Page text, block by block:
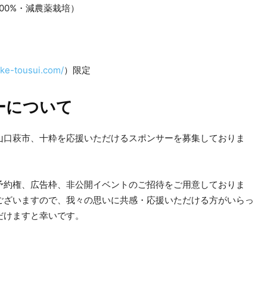
・減農薬栽培）
tousui.com/）限定
について
萩市、十粋を応援いただけるスポンサーを募集しておりま
権、広告枠、非公開イベントのご招待をご用意しておりま
いますので、我々の思いに共感・応援いただける方がいらっ
ますと幸いです。